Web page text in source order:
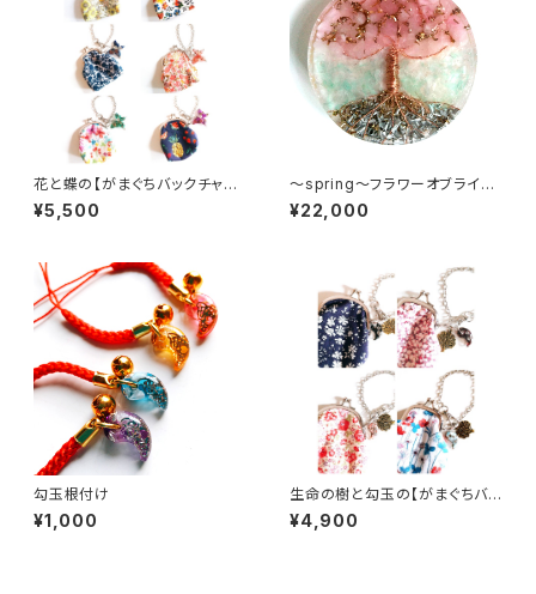
花と蝶の【がまぐちバックチャー
ム】
¥5,500
～spring～フラワーオブライフ
コースター
¥22,000
勾玉根付け
¥1,000
生命の樹と勾玉の【がまぐちバッ
クチャーム】
¥4,900